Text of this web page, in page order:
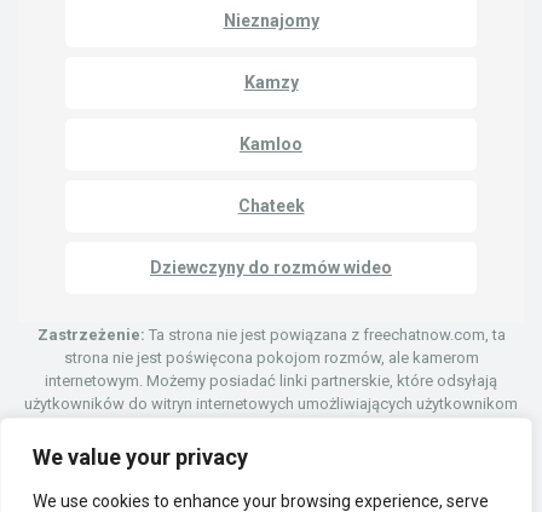
We value your privacy
We use cookies to enhance your browsing experience, serve
Nieznajomy
Kamzy
Kamloo
Chateek
Dziewczyny do rozmów wideo
Zastrzeżenie: Ta strona nie jest powiązana z freechatnow.com, ta
strona nie jest poświęcona pokojom rozmów, ale kamerom
internetowym. Możemy posiadać linki partnerskie, które odsyłają
użytkowników do witryn internetowych umożliwiających użytkownikom
pośrednictwem kamer internetowych.